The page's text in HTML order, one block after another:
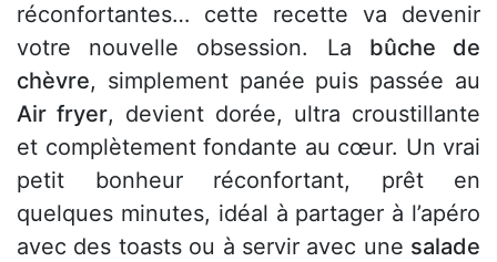
réconfortantes… cette recette va devenir
votre nouvelle obsession. La bûche de
chèvre, simplement panée puis passée au
Air fryer, devient dorée, ultra croustillante
et complètement fondante au cœur. Un vrai
petit bonheur réconfortant, prêt en
quelques minutes, idéal à partager à l’apéro
avec des toasts ou à servir avec une salade